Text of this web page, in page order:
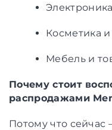
Косметика
Мебель и
Почему стоит
распродажами
Потому что